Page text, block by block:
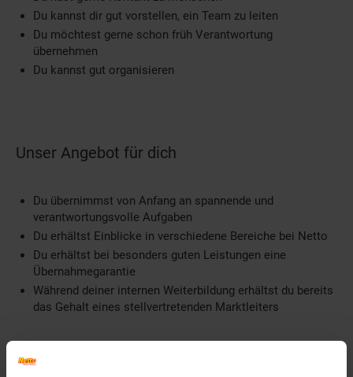
Du kannst dir gut vorstellen, ein Team zu leiten
Du möchtest gerne schon früh Verantwortung
übernehmen
Du kannst gut organisieren
Unser Angebot für dich
Du übernimmst von Anfang an spannende und
verantwortungsvolle Aufgaben
Du erhältst Einblicke in verschiedene Bereiche bei Netto
Du erhältst bei besonders guten Leistungen eine
Übernahmegarantie
Während deiner internen Weiterbildung erhältst du bereits
das Gehalt eines stellvertretenden Marktleiters